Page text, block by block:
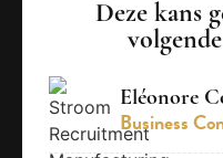
Deze kans
Eléonore
Business